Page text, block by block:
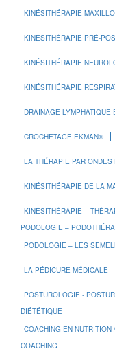
KINÉSITHÉRAPIE
KINÉSITHÉRAPIE PRÉ-
KINÉSITHÉRAPIE
KINÉSITHÉRAPIE
DRAINAGE LYMPHATIQUE
CROCHETAGE EKMAN®
LA THÉRAPIE PAR
KINÉSITHÉRAPIE DE LA
KINÉSITHÉRAPIE –
PODOLOGIE –
PODOLOGIE – LES
LA PÉDICURE MÉDICALE
POSTUROLOGIE -
DIÉTÉTIQUE
COACHING EN
COACHING